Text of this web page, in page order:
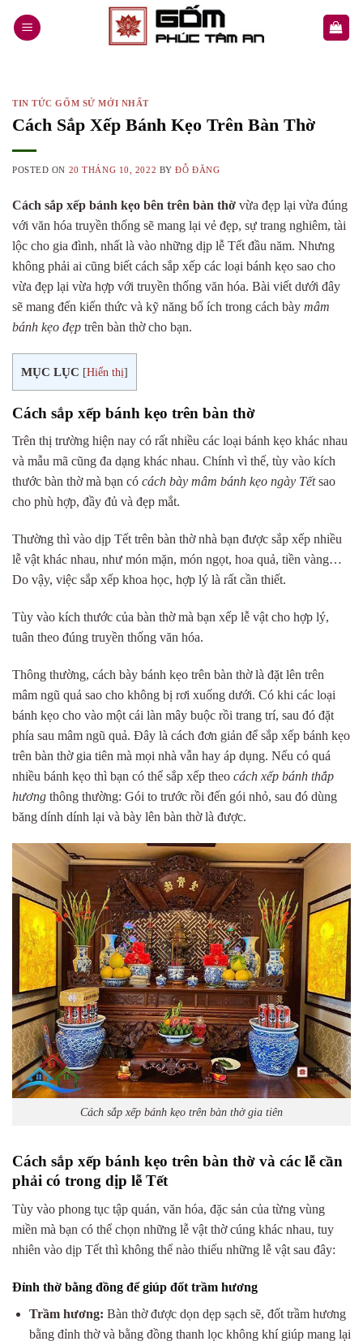
TIN TỨC GỐM SỨ MỚI NHẤT
Cách Sắp Xếp Bánh Kẹo Trên Bàn Thờ
POSTED ON 20 THÁNG 10, 2022 BYĐỖ ĐĂNG
Cách sắp xếp bánh kẹo bên trên bàn thờ vừa đẹp lại vừa đúng
với văn hóa truyền thống sẽ mang lại vẻ đẹp, sự trang nghiêm, tài
lộc cho gia đình, nhất là vào những dịp lễ Tết đầu năm. Nhưng
không phải ai cũng biết cách sắp xếp các loại bánh kẹo sao cho
vừa đẹp lại vừa hợp với truyền thống văn hóa. Bài viết dưới đây
sẽ mang đến kiến thức và kỹ năng bổ ích trong cách bày mâm
bánh kẹo đẹp trên bàn thờ cho bạn.
MỤC LỤC [Hiển thị]
Cách sắp xếp bánh kẹo trên bàn thờ
Trên thị trường hiện nay có rất nhiều các loại bánh kẹo khác nhau
và mẫu mã cũng đa dạng khác nhau. Chính vì thế, tùy vào kích
thước bàn thờ mà bạn có cách bày mâm bánh kẹo ngày Tết sao
cho phù hợp, đầy đủ và đẹp mắt.
Thường thì vào dịp Tết trên bàn thờ nhà bạn được sắp xếp nhiều
lễ vật khác nhau, như món mặn, món ngọt, hoa quả, tiền vàng…
Do vậy, việc sắp xếp khoa học, hợp lý là rất cần thiết.
Tùy vào kích thước của bàn thờ mà bạn xếp lễ vật cho hợp lý,
tuân theo đúng truyền thống văn hóa.
Thông thường, cách bày bánh kẹo trên bàn thờlà đặt lên trên
mâm ngũ quả sao cho không bị rơi xuống dưới. Có khi các loại
bánh kẹo cho vào một cái làn mây buộc rồi trang trí, sau đó đặt
phía sau mâm ngũ quả. Đây là cách đơn giản để sắp xếp bánh kẹo
trên bàn thờ gia tiên mà mọi nhà vẫn hay áp dụng. Nếu có quá
nhiều bánh kẹo thì bạn có thể sắp xếp theo cách xếp bánh thắp
hương thông thường: Gói to trước rồi đến gói nhỏ, sau đó dùng
băng dính dính lại và bày lên bàn thờ là được.
Cách sắp xếp bánh kẹo trên bàn thờ gia tiên
Cách sắp xếp bánh kẹo trên bàn thờ và các lễ cần
phải có trong dịp lễ Tết
Tùy vào phong tục tập quán, văn hóa, đặc sản của từng vùng
miền mà bạn có thể chọn những lễ vật thờ cúng khác nhau, tuy
nhiên vào dịp Tết thì không thể nào thiếu những lễ vật sau đây:
Đỉnh thờ bằng đồng để giúp đốt trầm hương
Trầm hương: Bàn thờ được dọn dẹp sạch sẽ, đốt trầm hương
bằng đỉnh thờ và bằng đồng thanh lọc không khí giúp mang lại